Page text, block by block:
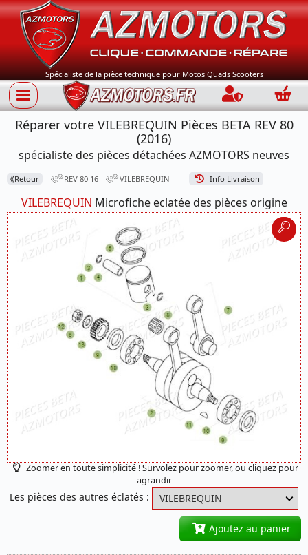
Spécialiste de la pièce technique pour Motos Quads Scooters
Connection
Réparer votre VILEBREQUIN Pièces BETA REV 80
(2016)
spécialiste des pièces détachées AZMOTORS neuves
⟪Retour REV 80 16 VILEBREQUIN Info Livraison
VILEBREQUIN Microfiche eclatée des pièces origine
Zoomer en toute simplicité ! Survolez pour zoomer, ou cliquez pour
agrandir
Les pièces des autres éclatés :
Ajoutez au panier